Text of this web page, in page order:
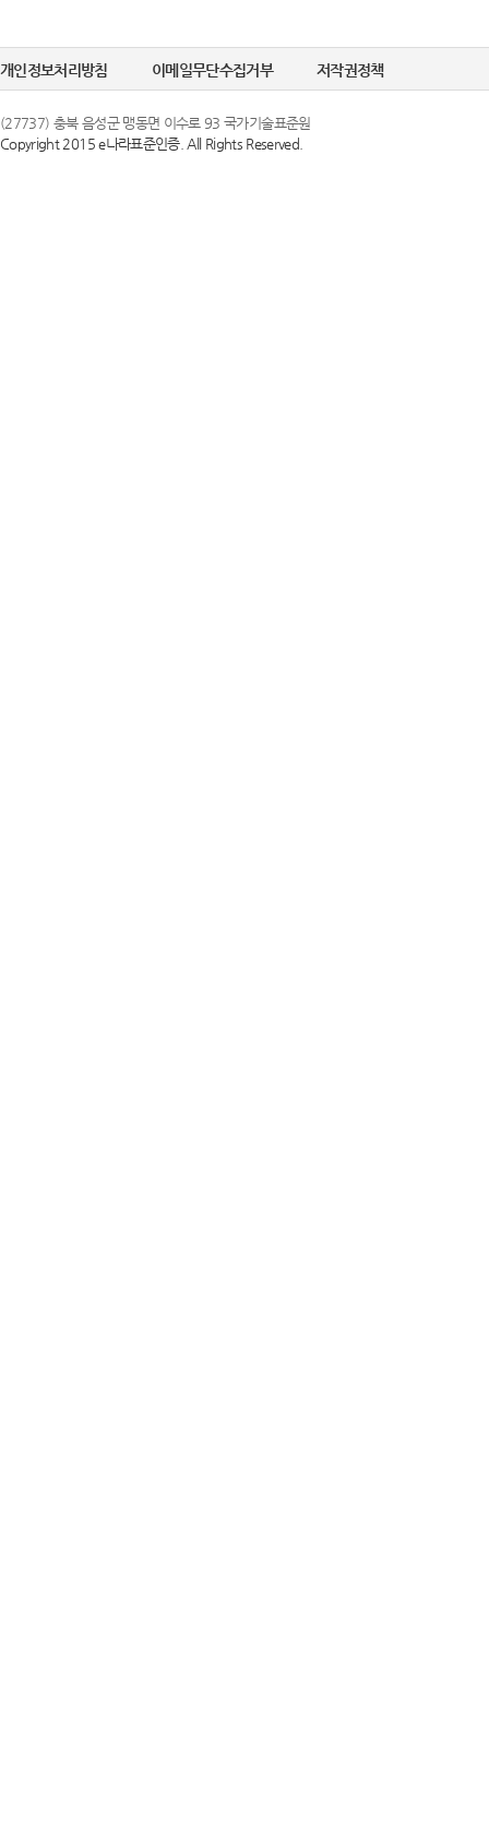
개인정보처리방침 이메일무단수집거부 저작권정책
(27737) 충북 음성군 맹동면 이수로 93 국가기술표준원
Copyright 2015 e나라표준인증. All Rights Reserved.